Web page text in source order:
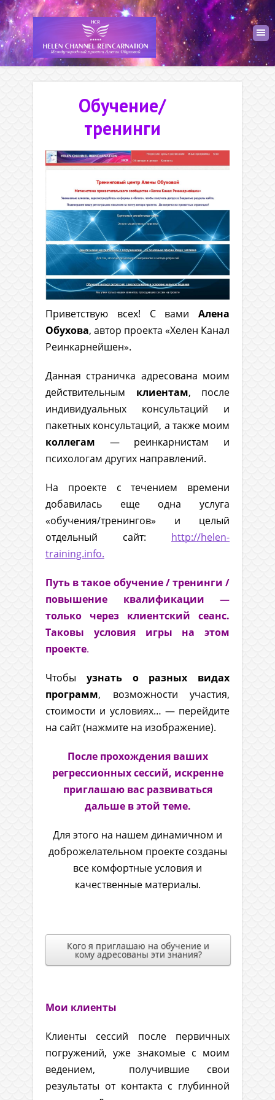
Обучение/
тренинги
Приветствую всех! С вами Алена
Обухова, автор проекта «Хелен Канал
Реинкарнейшен».
Данная страничка адресована моим
действительным клиентам, после
индивидуальных консультаций и
пакетных консультаций, а также моим
коллегам — реинкарнистам и
психологам других направлений.
На проекте с течением времени
добавилась еще одна услуга
«обучения/тренингов» и целый
отдельный сайт: http://helen-
training.info.
Путь в такое обучение / тренинги /
повышение квалификации —
только через клиентский сеанс.
Таковы условия игры на этом
проекте.
Чтобы узнать о разных видах
программ, возможности участия,
стоимости и условиях… — перейдите
на сайт (нажмите на изображение).
После прохождения ваших
регрессионных сессий, искренне
приглашаю вас развиваться
дальше в этой теме.
Для этого на нашем динамичном и
доброжелательном проекте созданы
все комфортные условия и
качественные материалы.
Кого я приглашаю на обучение и
кому адресованы эти знания?
Мои клиенты
Клиенты сессий после первичных
погружений, уже знакомые с моим
ведением, получившие свои
результаты от контакта с глубинной